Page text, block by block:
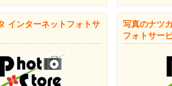
インターネットフォトサ
写真のナツ
フォトサー